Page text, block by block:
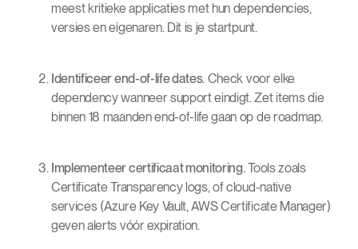
meest kritieke applicaties met hun dependencies,
versies en eigenaren. Dit is je startpunt.
Identificeer end-of-life dates. Check voor elke
dependency wanneer support eindigt. Zet items die
binnen 18 maanden end-of-life gaan op de roadmap.
Implementeer certificaat monitoring.Tools zoals
Certificate Transparency logs, of cloud-native
services (Azure Key Vault, AWS Certificate Manager)
geven alerts vóór expiration.